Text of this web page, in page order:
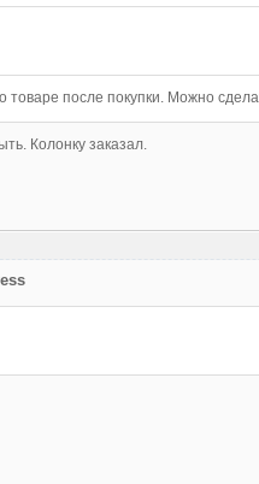
после покупки. Можно
Колонку заказал.